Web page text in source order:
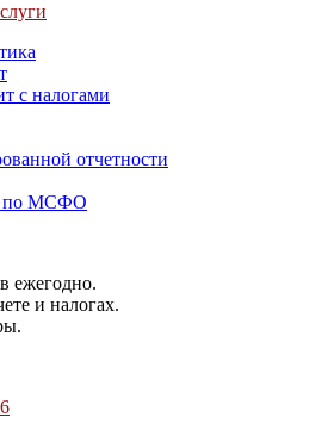
с налогами
отчетности
по МСФО
ежегодно.
и налогах.